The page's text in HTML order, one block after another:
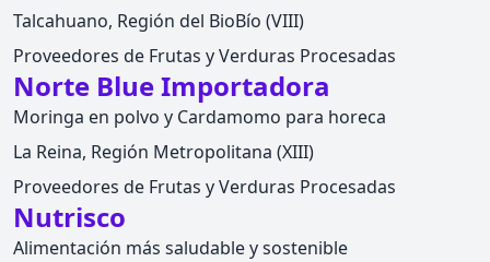
Talcahuano, Región del BioBío (VIII)
Proveedores de Frutas y Verduras Procesadas
Norte Blue Importadora
Moringa en polvo y Cardamomo para horeca
La Reina, Región Metropolitana (XIII)
Proveedores de Frutas y Verduras Procesadas
Nutrisco
Alimentación más saludable y sostenible